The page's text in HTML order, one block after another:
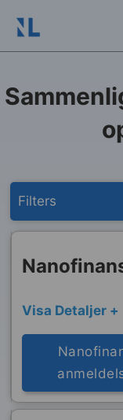
Filters
Visa Detaljer +